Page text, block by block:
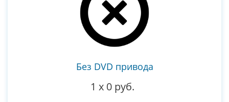
Без DVD привода
1 x 0 руб.